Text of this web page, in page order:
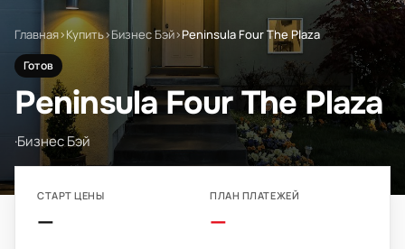
Главная›Купить›Бизнес Бэй›Peninsula Four The Plaza
Готов
Peninsula Four The Plaza
·Бизнес Бэй
СТАРТ ЦЕНЫ
—
ПЛАН ПЛАТЕЖЕЙ
—